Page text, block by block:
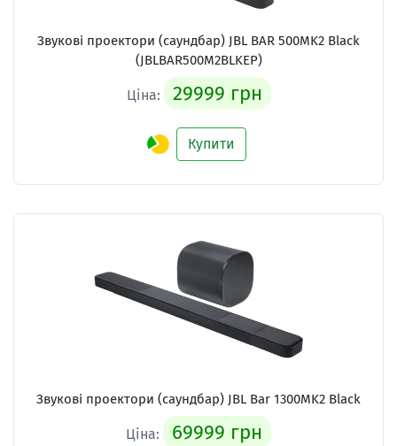
Звукові проектори (саундбар) JBL BAR 500MK2 Black
(JBLBAR500M2BLKEP)
Ціна: 29999 грн
Купити
Звукові проектори (саундбар) JBL Bar 1300MK2 Black
Ціна: 69999 грн